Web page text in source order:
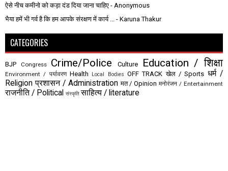
ऐसे नीच कमीनो को कड़ा दंड दिया जाना चाहिए - Anonymous
भैया हमें भी गर्व है कि हम आपके संरक्षण में कार्य ...
- Karuna Thakur
CATEGORIES
BJP Congress Crime/Police Culture Education / शिक्षा
Environment / पर्यावरण Health Local Bodies OFF TRACK खेल / Sports धर्म /
Religion प्रशासन / Administration मत / Opinion मनोरंजन / Entertainment
राजनीति / Political संस्कृति साहित्य / literature